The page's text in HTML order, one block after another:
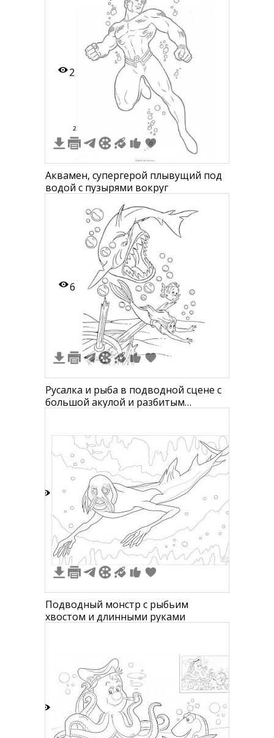
2
2
Аквамен, супергерой плывущий под
водой с пузырями вокруг
6
Русалка и рыба в подводной сцене с
большой акулой и разбитым
Подводный монстр с рыбьим
хвостом и длинными руками